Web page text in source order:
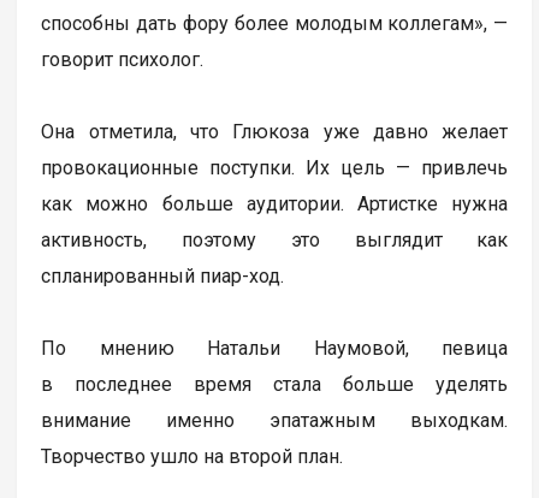
способны дать фору более молодым коллегам», —
говорит психолог.
Она отметила, что Глюкоза уже давно желает
провокационные поступки. Их цель — привлечь
как можно больше аудитории. Артистке нужна
активность, поэтому это выглядит как
спланированный пиар-ход.
По мнению Натальи Наумовой, певица
в последнее время стала больше уделять
внимание именно эпатажным выходкам.
Творчество ушло на второй план.